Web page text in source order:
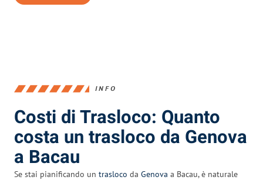
INFO
Costi di Trasloco: Quanto
costa un trasloco da Genova
a Bacau
Se stai pianificando un trasloco da Genova a Bacau, è naturale